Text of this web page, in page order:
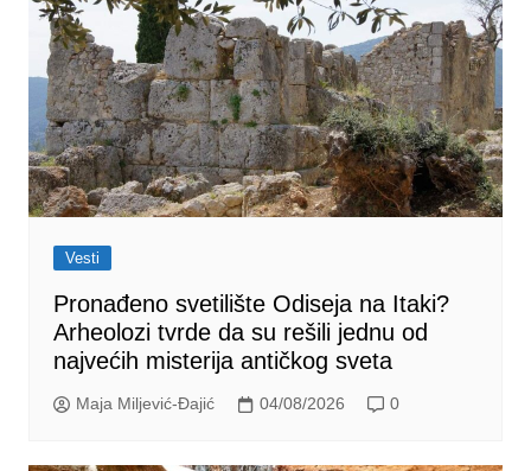
Vesti
Pronađeno svetilište Odiseja na Itaki?
Arheolozi tvrde da su rešili jednu od
najvećih misterija antičkog sveta
Maja Miljević-Đajić 04/08/2026 0